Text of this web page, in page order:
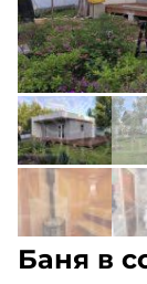
Баня в